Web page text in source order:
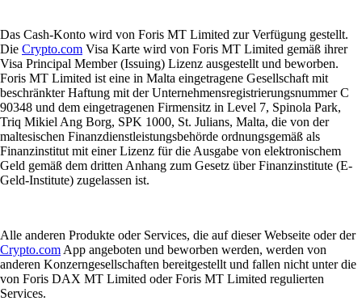
Das Cash-Konto wird von Foris MT Limited zur Verfügung gestellt.
Die Crypto.com Visa Karte wird von Foris MT Limited gemäß ihrer
Visa Principal Member (Issuing) Lizenz ausgestellt und beworben.
Foris MT Limited ist eine in Malta eingetragene Gesellschaft mit
beschränkter Haftung mit der Unternehmensregistrierungsnummer C
90348 und dem eingetragenen Firmensitz in Level 7, Spinola Park,
Triq Mikiel Ang Borg, SPK 1000, St. Julians, Malta, die von der
maltesischen Finanzdienstleistungsbehörde ordnungsgemäß als
Finanzinstitut mit einer Lizenz für die Ausgabe von elektronischem
Geld gemäß dem dritten Anhang zum Gesetz über Finanzinstitute (E-
Geld-Institute) zugelassen ist.
Alle anderen Produkte oder Services, die auf dieser Webseite oder der
Crypto.com App angeboten und beworben werden, werden von
anderen Konzerngesellschaften bereitgestellt und fallen nicht unter die
von Foris DAX MT Limited oder Foris MT Limited regulierten
Services.